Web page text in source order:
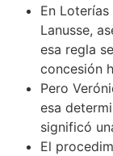
En
Lanusse,
esa regla
concesión
Pero
esa
significó
El